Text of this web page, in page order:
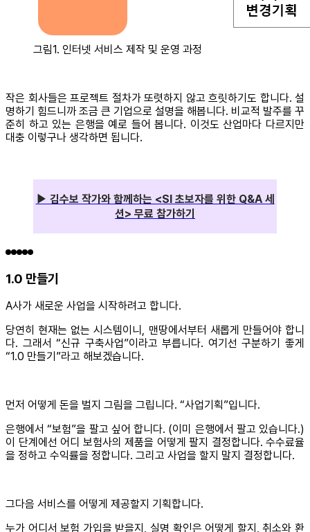
그림1. 인터넷 서비스 제작 및 운영 과정
작은 회사들은 프로젝트 절차가 또렷하지 않고 흐릿하기도 합니다. 설
명하기 힘드니까 조금 큰 기업으로 설명을 해봅니다. 비교적 발주를 꾸
준히 하고 있는 은행을 예로 들어 봅니다. 이것도 산업마다 다르지만
대충 이렇구나 생각하면 됩니다.
▶ 김수보 작가와 함께하는 <SI 초보자를 위한 Q&A 세
션> 무료 참가하기
1.0 만들기
A사가 새로운 사업을 시작하려고 합니다.
당연히 현재는 없는 시스템이니, 맨땅에서부터 새롭게 만들어야 합니
다. 그래서 “신규 구축사업”이라고 부릅니다. 여기선 구분하기 좋게
“1.0 만들기”라고 해보겠습니다.
먼저 어떻게 돈을 벌지 그림을 그립니다. “사업기획”입니다.
은행에서 “보험”을 팔고 싶어 합니다. (이미 은행에서 팔고 있습니다.)
이 단계에선 어디 보험사의 제품을 어떻게 팔지 결정합니다. 수수료율
을 정하고 수익률을 정합니다. 그리고 사업을 할지 말지 결정합니다.
그다음 서비스를 어떻게 제공할지 기획합니다.
누가 어디서 보험 가입을 받을지, 실명 확인은 어떻게 할지, 취소와 환